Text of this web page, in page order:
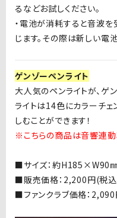
るなどお試しください。
・電池が消耗すると音波を
じます。その際は新しい電
ゲンゾーペンライト
大人気のペンライトが、ゲ
ライトは14色にカラーチェ
しむことができます！
※こちらの商品は音響連動
■サイズ：約H185×W90
■販売価格： 2,200円(税込
■ファンクラブ価格： 2,090